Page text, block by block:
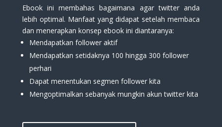
Ebook ini membahas bagaimana agar twitter anda
lebih optimal. Manfaat yang didapat setelah membaca
dan menerapkan konsep ebook ini diantaranya:
Mendapatkan follower aktif
Mendapatkan setidaknya 100 hingga 300 follower
perhari
Dapat menentukan segmen follower kita
Mengoptimalkan sebanyak mungkin akun twitter kita